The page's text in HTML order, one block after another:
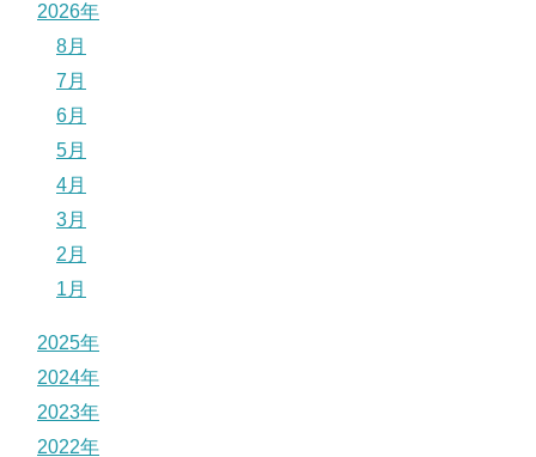
2026年
8月
7月
6月
5月
4月
3月
2月
1月
2025年
2024年
2023年
2022年